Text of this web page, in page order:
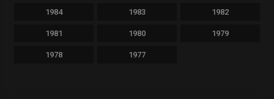
1984 1983 1982
1981 1980 1979
1978 1977